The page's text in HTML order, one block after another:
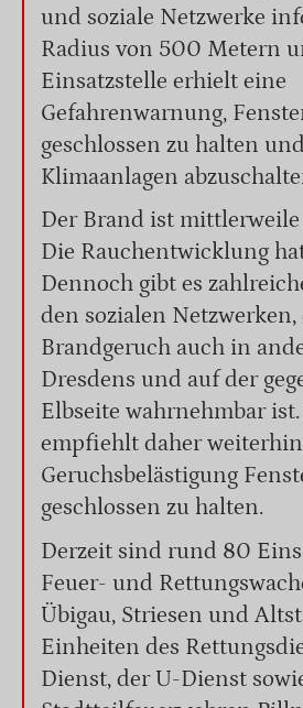
und soziale Netzwerke
Radius von 500 Metern
Einsatzstelle erhielt eine
Gefahrenwarnung,
geschlossen zu halten
Klimaanlagen
Der Brand ist
Die Rauchentwicklung
Dennoch gibt es
den sozialen Netzwerken,
Brandgeruch auch in
Dresdens und auf der
Elbseite wahrnehmbar
empfiehlt daher
Geruchsbelästigung
geschlossen zu halten.
Derzeit sind rund 80
Feuer- und
Übigau, Striesen und
Einheiten des
Dienst, der U-Dienst